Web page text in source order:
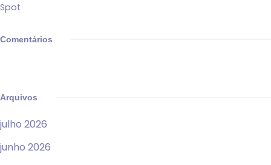
Spot
Comentários
Arquivos
julho 2026
junho 2026